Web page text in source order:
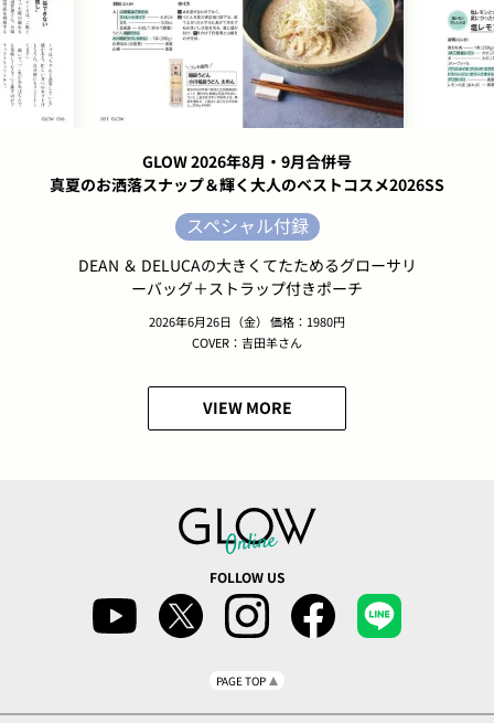
GLOW 2026年8月・9月合併号
真夏のお洒落スナップ＆輝く大人のベストコスメ2026SS
スペシャル付録
DEAN ＆ DELUCAの大きくてたためるグローサリ
ーバッグ＋ストラップ付きポーチ
2026年6月26日（金） 価格：1980円
COVER：吉田羊さん
VIEW MORE
FOLLOW US
PAGE TOP